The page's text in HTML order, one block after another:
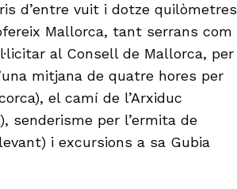
d’entre vuit i dotze quilòmetres
Mallorca, tant serrans com
al Consell de Mallorca, per
mitjana de quatre hores per
el camí de l’Arxiduc
senderisme per l’ermita de
i excursions a sa Gubia